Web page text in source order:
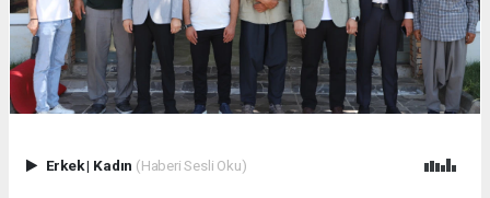
Erkek| Kadın (Haberi Sesli Oku)